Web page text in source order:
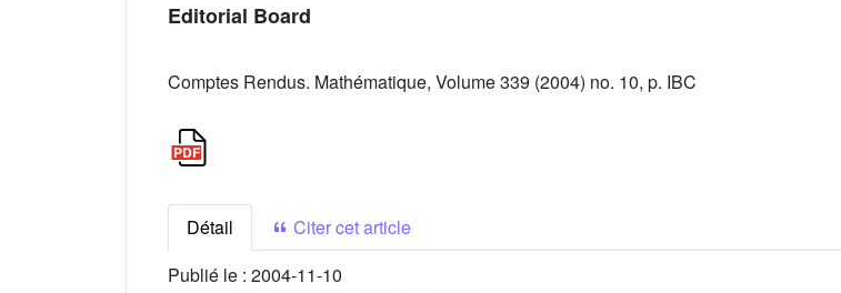
Editorial Board
Comptes Rendus. Mathématique, Volume 339 (2004) no. 10, p. IBC
Détail
Citer cet article
Publié le : 2004-11-10